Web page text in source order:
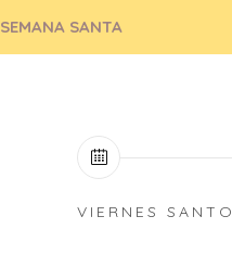
SEMANA SANTA
VIERNES SANTO